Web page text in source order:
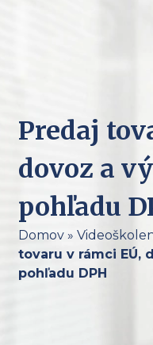
Predaj
dovoz a
pohľadu
Domov»
tovaru v rámci EÚ,
pohľadu DPH